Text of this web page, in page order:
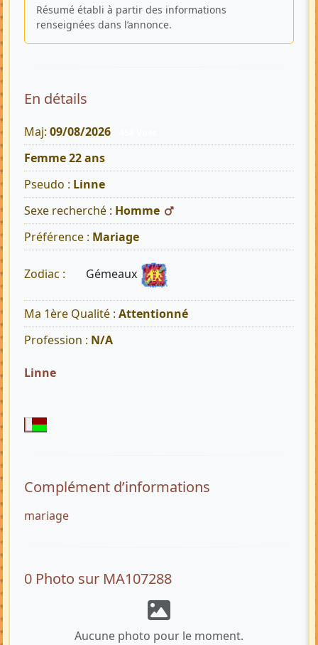
Résumé établi à partir des informations
renseignées dans l’annonce.
En détails
Maj: 09/08/2026
Femme 22 ans
Pseudo : Linne
Sexe recherché : Homme
Préférence : Mariage
Zodiac : Gémeaux
Ma 1ère Qualité : Attentionné
Profession : N/A
Linne
Complément d’informations
mariage
0 Photo sur MA107288
Aucune photo pour le moment.